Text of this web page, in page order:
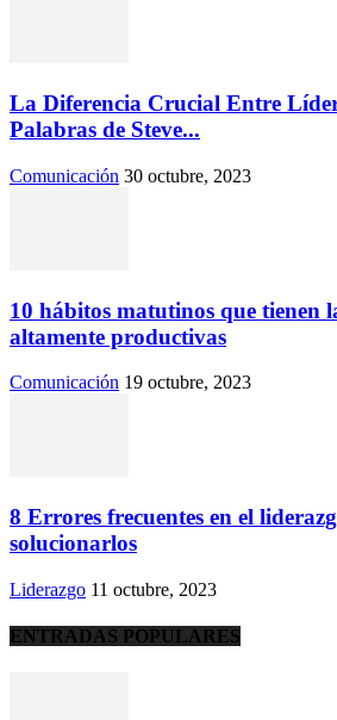
La Diferencia Crucial Entre
Palabras de Steve...
Comunicación 30 octubre, 2023
10 hábitos matutinos que tienen
altamente productivas
Comunicación 19 octubre, 2023
8 Errores frecuentes en el
solucionarlos
Liderazgo 11 octubre, 2023
ENTRADAS POPULARES